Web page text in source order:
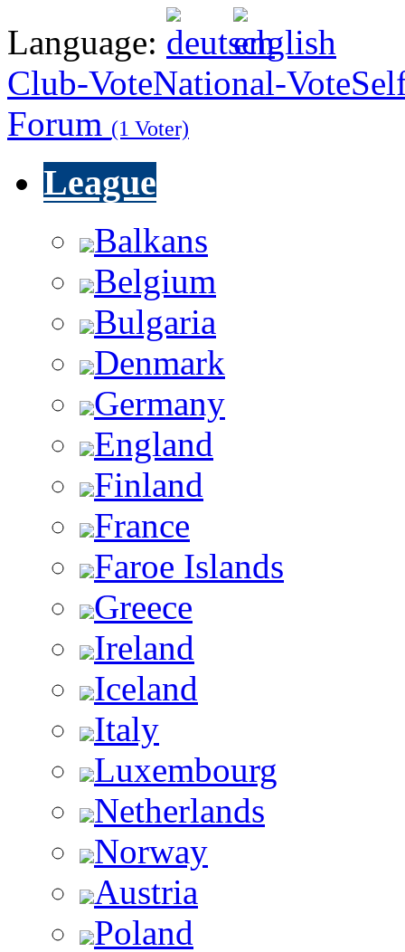
Language:
Club-VoteNational-Vote
Forum (1 Voter)
League
Balkans
Belgium
Bulgaria
Denmark
Germany
England
Finland
France
Faroe Islands
Greece
Ireland
Iceland
Italy
Luxembourg
Netherlands
Norway
Austria
Poland